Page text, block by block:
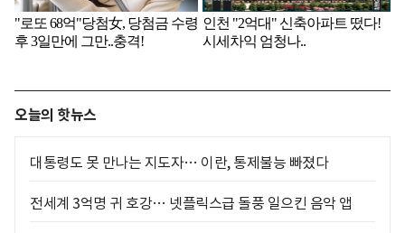
오늘의 핫뉴스
대통령도 못 만나는 지도자… 이란, 통제불능 빠졌다
전세계 3억명 귀 호강… 넷플릭스급 돌풍 일으킨 음악 앱